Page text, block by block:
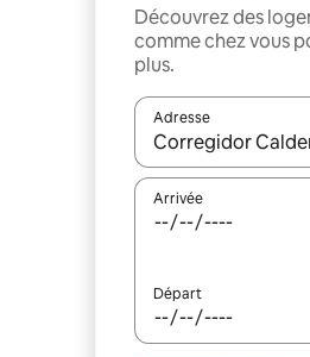
Découvrez des
comme chez vous
plus.
Adresse
Lorsque les
Arrivée
Départ